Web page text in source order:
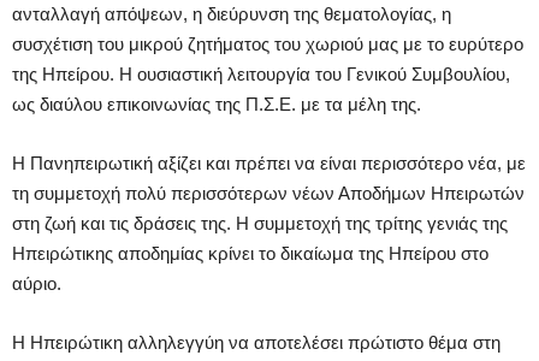
ανταλλαγή απόψεων, η διεύρυνση της θεματολογίας, η
συσχέτιση του μικρού ζητήματος του χωριού μας με το ευρύτερο
της Ηπείρου. Η ουσιαστική λειτουργία του Γενικού Συμβουλίου,
ως διαύλου επικοινωνίας της Π.Σ.Ε. με τα μέλη της.
Η Πανηπειρωτική αξίζει και πρέπει να είναι περισσότερο νέα, με
τη συμμετοχή πολύ περισσότερων νέων Αποδήμων Ηπειρωτών
στη ζωή και τις δράσεις της. Η συμμετοχή της τρίτης γενιάς της
Ηπειρώτικης αποδημίας κρίνει το δικαίωμα της Ηπείρου στο
αύριο.
Η Ηπειρώτικη αλληλεγγύη να αποτελέσει πρώτιστο θέμα στη